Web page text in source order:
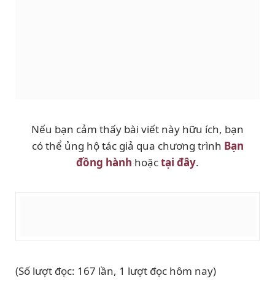
Nếu bạn cảm thấy bài viết này hữu ích, bạn
có thể ủng hộ tác giả qua chương trình Bạn
đồng hành hoặctại đây.
(Số lượt đọc: 167 lần, 1 lượt đọc hôm nay)